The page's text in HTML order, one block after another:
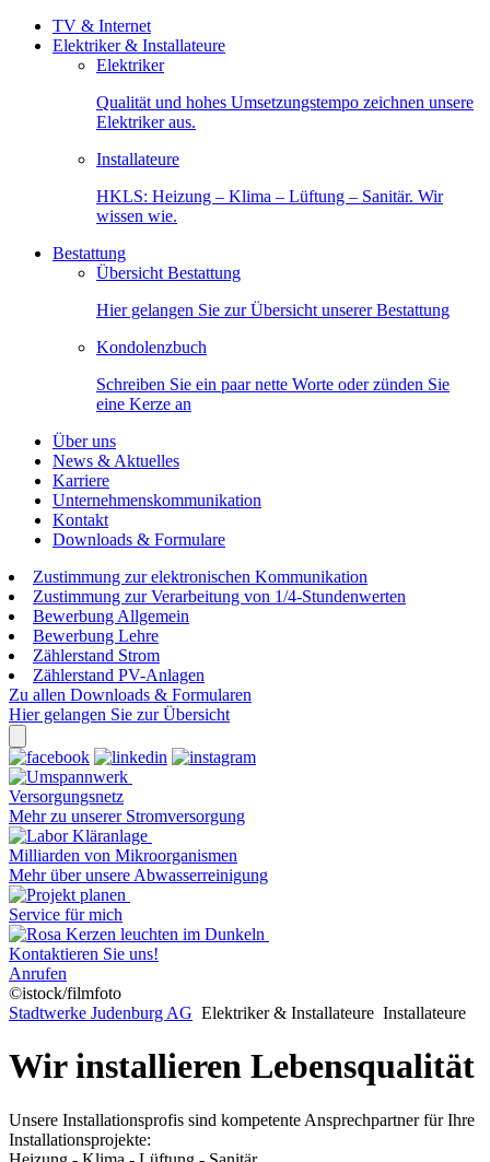
TV & Internet
Elektriker & Installateure
Elektriker
Qualität und hohes Umsetzungstempo zeichnen unsere
Elektriker aus.
Installateure
HKLS: Heizung – Klima – Lüftung – Sanitär. Wir
wissen wie.
Bestattung
Übersicht Bestattung
Hier gelangen Sie zur Übersicht unserer Bestattung
Kondolenzbuch
Schreiben Sie ein paar nette Worte oder zünden Sie
eine Kerze an
Über uns
News & Aktuelles
Karriere
Unternehmenskommunikation
Kontakt
Downloads & Formulare
Zustimmung zur elektronischen Kommunikation
Zustimmung zur Verarbeitung von 1/4-Stundenwerten
Bewerbung Allgemein
Bewerbung Lehre
Zählerstand Strom
Zählerstand PV-Anlagen
Zu allen Downloads & Formularen
Hier gelangen Sie zur Übersicht
Versorgungsnetz
Mehr zu unserer Stromversorgung
Milliarden von Mikroorganismen
Mehr über unsere Abwasserreinigung
Service für mich
Kontaktieren Sie uns!
Anrufen
©istock/filmfoto
Stadtwerke Judenburg AG Elektriker & Installateure Installateure
Wir installieren Lebensqualität
Unsere Installationsprofis sind kompetente Ansprechpartner für Ihre
Installationsprojekte: